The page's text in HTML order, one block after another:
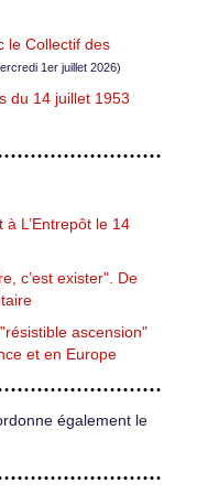
le Collectif des
1er juillet 2026)
du 14 juillet 1953
L’Entrepôt le 14
c’est exister". De
ascension"
et en Europe
également le